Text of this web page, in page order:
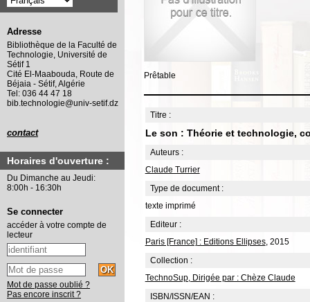
Prêtable
Titre :
Le son : Théorie et technologie,
Auteurs :
Claude Turrier
Type de document :
texte imprimé
Editeur :
Paris [France] : Editions Ellipses, 2015
Collection :
TechnoSup, Dirigée par : Chèze Claude
ISBN/ISSN/EAN :
Adresse
Bibliothèque de la Faculté de
Technologie, Université de
Sétif 1
Cité El-Maabouda, Route de
Béjaia - Sétif, Algérie
Tel: 036 44 47 18
bib.technologie@univ-setif.dz
contact
Horaires d'ouverture :
Du Dimanche au Jeudi:
8:00h - 16:30h
Se connecter
accéder à votre compte de
lecteur
Mot de passe oublié ?
Pas encore inscrit ?